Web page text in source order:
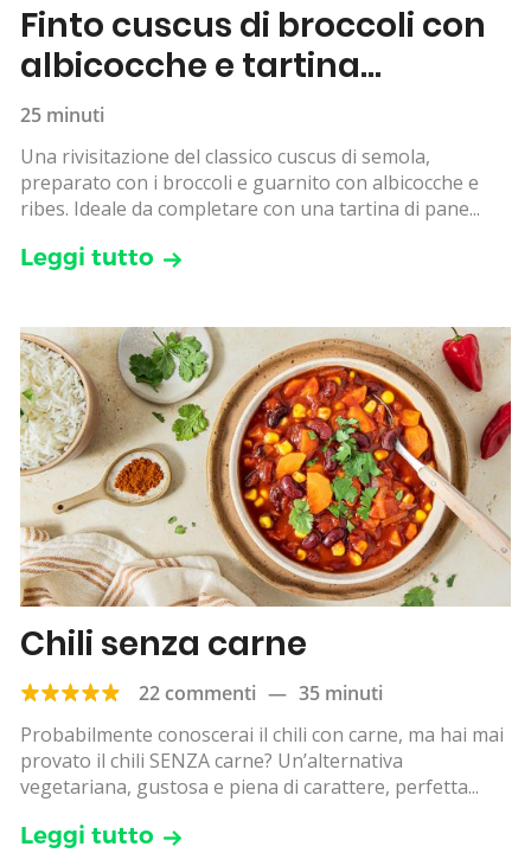
Finto cuscus di broccoli con
albicocche e tartina
all’hummus
25 minuti
Una rivisitazione del classico cuscus di semola,
preparato con i broccoli e guarnito con albicocche e
ribes. Ideale da completare con una tartina di pane...
Leggi tutto
Chili senza carne
22 commenti — 35 minuti
Probabilmente conoscerai il chili con carne, ma hai mai
provato il chili SENZA carne? Un’alternativa
vegetariana, gustosa e piena di carattere, perfetta...
Leggi tutto